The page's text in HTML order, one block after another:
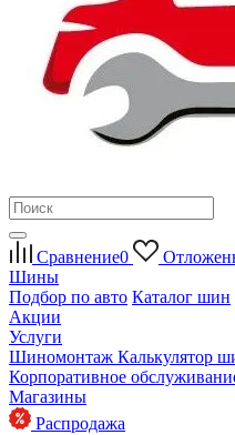
Сравнение0
Шины
Подбор по авто Каталог шин
Акции
Услуги
Шиномонтаж Калькулятор
Корпоративное
Магазины
Распродажа